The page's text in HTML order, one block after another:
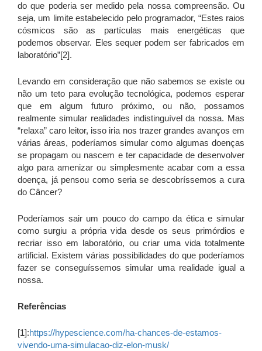
do que poderia ser medido pela nossa compreensão. Ou
seja, um limite estabelecido pelo programador, “Estes raios
cósmicos são as partículas mais energéticas que
podemos observar. Eles sequer podem ser fabricados em
laboratório”[2].
Levando em consideração que não sabemos se existe ou
não um teto para evolução tecnológica, podemos esperar
que em algum futuro próximo, ou não, possamos
realmente simular realidades indistinguível da nossa. Mas
“relaxa” caro leitor, isso iria nos trazer grandes avanços em
várias áreas, poderíamos simular como algumas doenças
se propagam ou nascem e ter capacidade de desenvolver
algo para amenizar ou simplesmente acabar com a essa
doença, já pensou como seria se descobríssemos a cura
do Câncer?
Poderíamos sair um pouco do campo da ética e simular
como surgiu a própria vida desde os seus primórdios e
recriar isso em laboratório, ou criar uma vida totalmente
artificial. Existem várias possibilidades do que poderíamos
fazer se conseguíssemos simular uma realidade igual a
nossa.
Referências
[1]:https://hypescience.com/ha-chances-de-estamos-
vivendo-uma-simulacao-diz-elon-musk/